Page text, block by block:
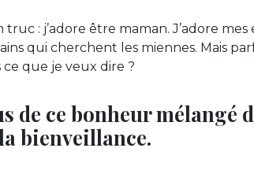
truc : j’adore être maman. J’adore
qui cherchent les miennes. Mais
ce que je veux dire ?
de ce bonheur mélangé
bienveillance.